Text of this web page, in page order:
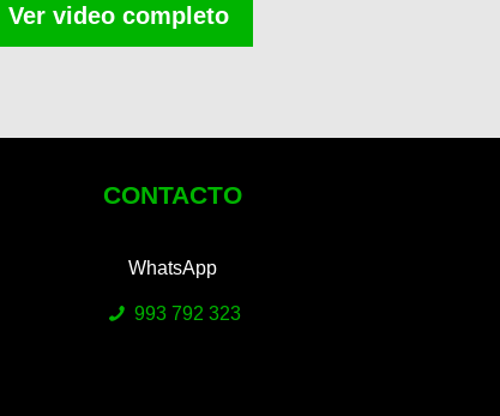
CONTACTO
WhatsApp
993 792 323